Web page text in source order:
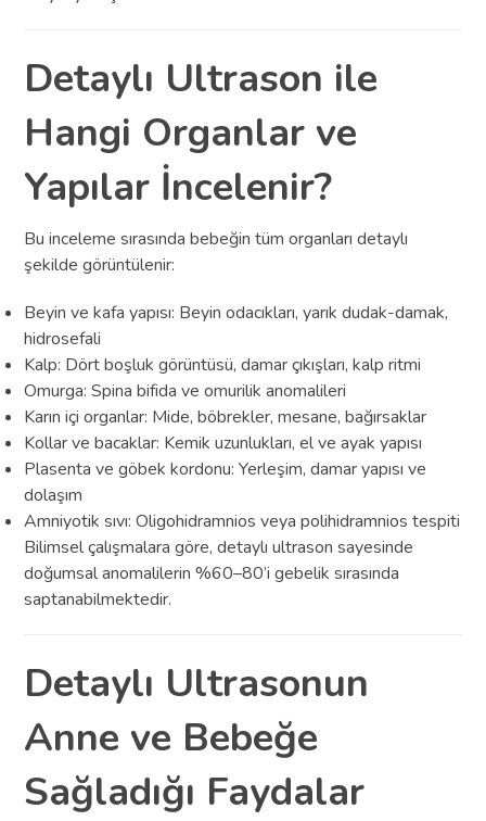
Detaylı Ultrason ile
Hangi Organlar ve
Yapılar İncelenir?
Bu inceleme sırasında bebeğin tüm organları detaylı
şekilde görüntülenir:
Beyin ve kafa yapısı: Beyin odacıkları, yarık dudak-damak,
hidrosefali
Kalp: Dört boşluk görüntüsü, damar çıkışları, kalp ritmi
Omurga: Spina bifida ve omurilik anomalileri
Karın içi organlar: Mide, böbrekler, mesane, bağırsaklar
Kollar ve bacaklar: Kemik uzunlukları, el ve ayak yapısı
Plasenta ve göbek kordonu: Yerleşim, damar yapısı ve
dolaşım
Amniyotik sıvı: Oligohidramnios veya polihidramnios tespiti
Bilimsel çalışmalara göre, detaylı ultrason sayesinde
doğumsal anomalilerin %60–80’i gebelik sırasında
saptanabilmektedir.
Detaylı Ultrasonun
Anne ve Bebeğe
Sağladığı Faydalar